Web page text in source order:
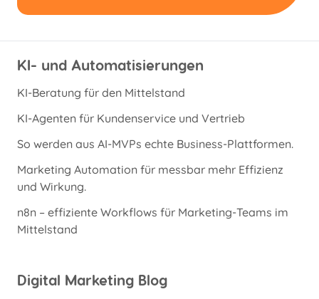
KI- und Automatisierungen
KI-Beratung für den Mittelstand
KI-Agenten für Kundenservice und Vertrieb
So werden aus AI-MVPs echte Business-Plattformen.
Marketing Automation für messbar mehr Effizienz
und Wirkung.
n8n – effiziente Workflows für Marketing-Teams im
Mittelstand
Digital Marketing Blog